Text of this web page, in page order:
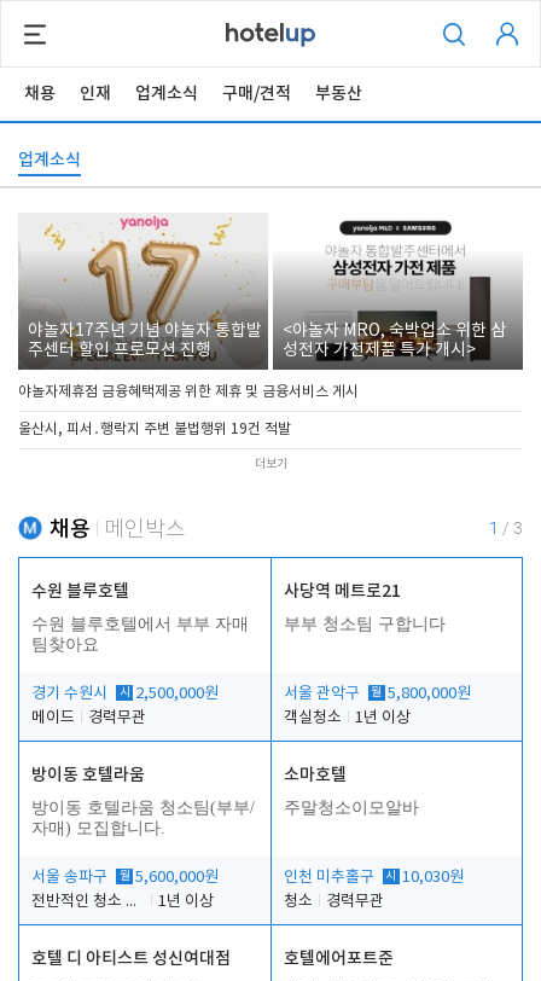
채용 인재 업계소식 구매/견적 부동산
업계소식
야놀자17주년 기념 야놀자 통합발
주센터 할인 프로모션 진행
<야놀자 MRO, 숙박업소 위한 삼
성전자 가전제품 특가 개시>
야놀자제휴점 금융혜택제공 위한 제휴 및 금융서비스 게시
울산시, 피서․행락지 주변 불법행위 19건 적발
더보기
채용 메인박스 1 / 3
수원 블루호텔
수원 블루호텔에서 부부 자매
팀찾아요
경기 수원시 시
2,500,000원
메이드
경력무관
사당역 메트로21
부부 청소팀 구합니다
서울 관악구 월 5,800,000원
객실청소
1년 이상
방이동 호텔라움
방이동 호텔라움 청소팀(부부/
자매) 모집합니다.
서울 송파구 월 5,600,000원
전반적인 청소 업무(객실청소.객실정리)
1년 이상
소마호텔
주말청소이모알바
인천 미추홀구 시
10,030원
청소
경력무관
호텔 디 아티스트 성신여대점 호텔에어포트준